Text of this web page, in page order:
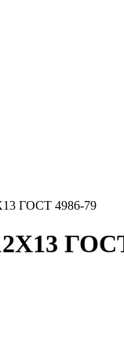
ГОСТ 4986-79